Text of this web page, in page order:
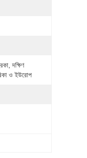
দক্ষিণ
ও ইউরোপ